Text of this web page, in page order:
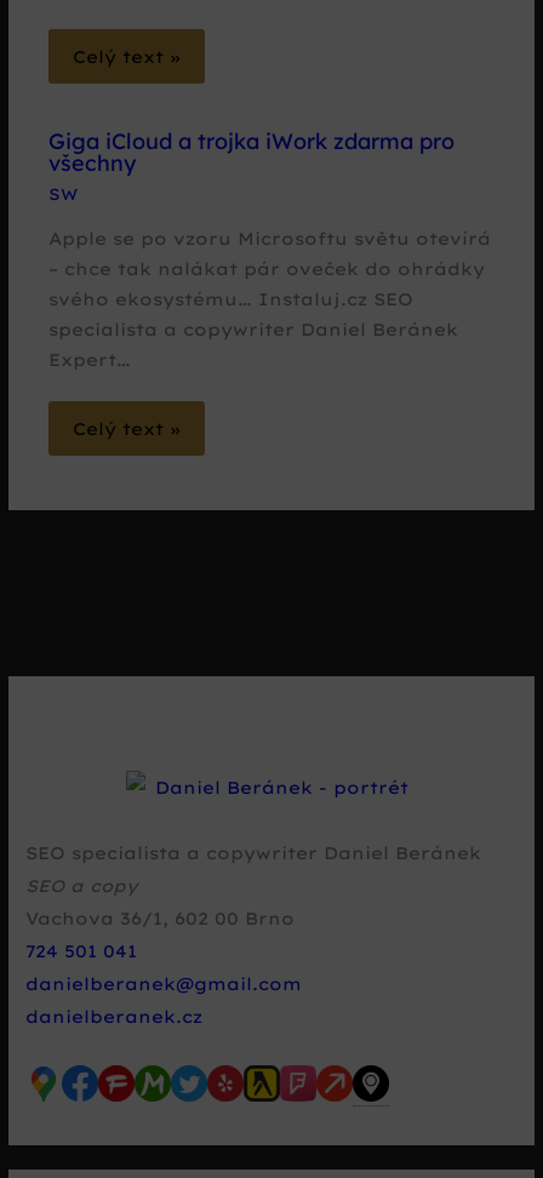
Celý text »
Giga iCloud a trojka iWork zdarma pro
všechny
SW
Apple se po vzoru Microsoftu světu otevírá
– chce tak nalákat pár oveček do ohrádky
svého ekosystému… Instaluj.cz SEO
specialista a copywriter Daniel Beránek
Expert…
Celý text »
SEO specialista a copywriter Daniel Beránek
SEO a copy
Vachova 36/1 , 602 00 Brno
724 501 041
danielberanek@gmail.com
danielberanek.cz